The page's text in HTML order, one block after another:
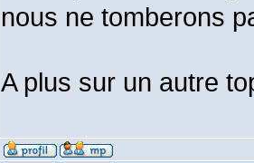
nous ne tomberons
A plus sur un autre